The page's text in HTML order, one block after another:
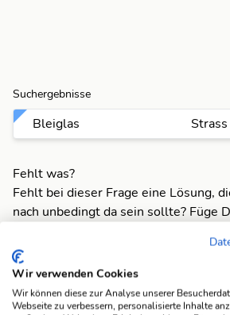
Suchergebnisse
Bleiglas
Fehlt was?
Fehlt bei dieser Frage eine Lösung,
nach unbedingt da sein sollte? Füge
Mach mit und registriere dich!
Suchfunktionen
Wir verwenden Cookies
Wir können diese zur Analyse unserer
Webseite zu verbessern, personalisierte Inhalte